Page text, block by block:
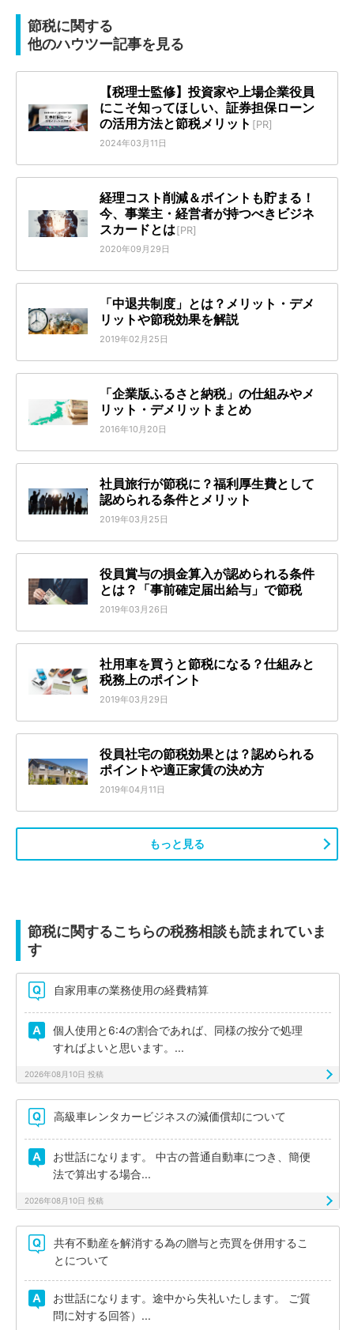
節税に関する
他のハウツー記事を見る
【税理士監修】投資家や上場企業役員
にこそ知ってほしい、証券担保ローン
の活用方法と節税メリット [PR]
2024年03月11日
経理コスト削減＆ポイントも貯まる！
今、事業主・経営者が持つべきビジネ
スカードとは [PR]
2020年09月29日
「中退共制度」とは？メリット・デメ
リットや節税効果を解説
2019年02月25日
「企業版ふるさと納税」の仕組みやメ
リット・デメリットまとめ
2016年10月20日
社員旅行が節税に？福利厚生費として
認められる条件とメリット
2019年03月25日
役員賞与の損金算入が認められる条件
とは？「事前確定届出給与」で節税
2019年03月26日
社用車を買うと節税になる？仕組みと
税務上のポイント
2019年03月29日
役員社宅の節税効果とは？認められる
ポイントや適正家賃の決め方
2019年04月11日
もっと見る
節税に関するこちらの税務相談も読まれていま
す
自家用車の業務使用の経費精算
個人使用と6:4の割合であれば、同様の按分で処理
すればよいと思います。...
2026年08月10日 投稿
高級車レンタカービジネスの減価償却について
お世話になります。 中古の普通自動車につき、簡便
法で算出する場合...
2026年08月10日 投稿
共有不動産を解消する為の贈与と売買を併用するこ
とについて
お世話になります。途中から失礼いたします。 ご質
問に対する回答）...